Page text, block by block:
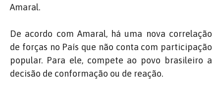
Amaral.
De acordo com Amaral, há uma nova correlação
de forças no País que não conta com participação
popular. Para ele, compete ao povo brasileiro a
decisão de conformação ou de reação.